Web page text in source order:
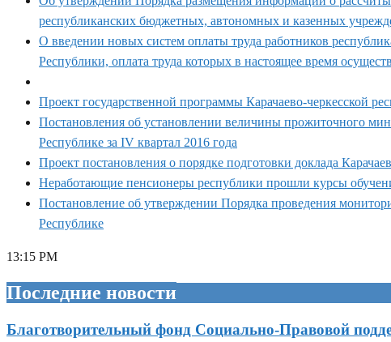
республиканских бюджетных, автономных и казенных
О введении новых систем оплаты труда работников
Республики, оплата труда которых в настоящее время
Проект государственной программы Карачаево-черкесской
Постановления об установлении величины прожиточного
Республике за IV квартал 2016 года
Проект постановления о порядке подготовки доклада
Неработающие пенсионеры республики прошли курсы
Постановление об утверждении Порядка проведения
Республике
13:15 PM
Последние новости
Благотворительный фонд Социально-Правовой